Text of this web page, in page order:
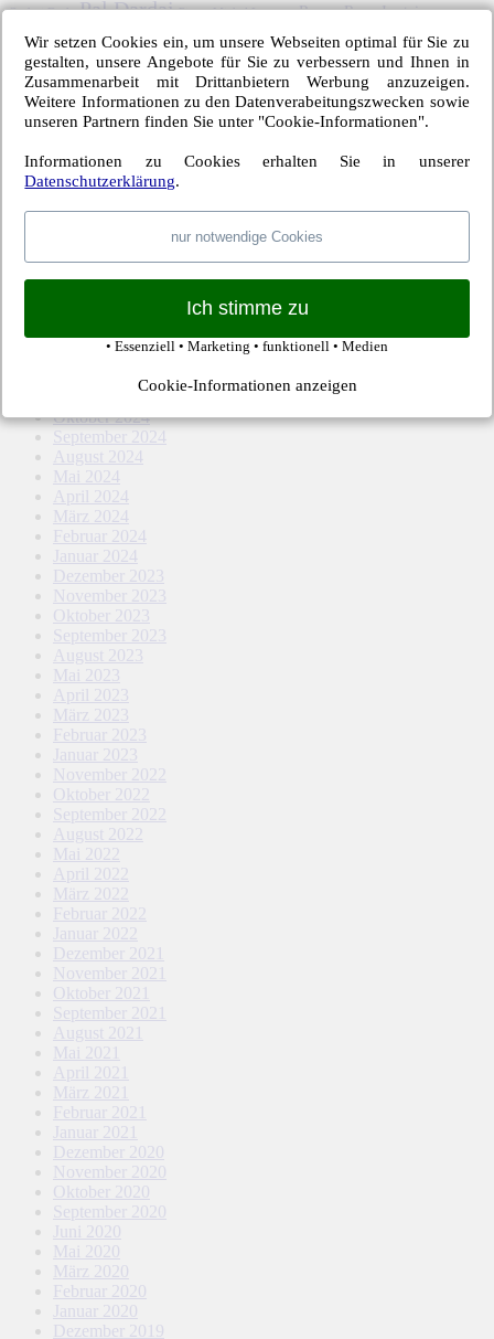
Ondrej Duda Pal Dardai Pierre-Michel Lasogga Ronny Rune Jarstein
Salomon Kalou SC Freiburg Tobias Stieler Vedad Ibisevic
Wolfsburg
Vladimir Darida
Archiv – Hertha-Spiele
Februar 2026
Dezember 2025
Oktober 2025
August 2025
Mai 2025
Februar 2025
Januar 2025
Dezember 2024
November 2024
Oktober 2024
September 2024
August 2024
Mai 2024
April 2024
März 2024
Februar 2024
Januar 2024
Dezember 2023
November 2023
Oktober 2023
September 2023
August 2023
Mai 2023
April 2023
März 2023
Februar 2023
Januar 2023
November 2022
Oktober 2022
September 2022
August 2022
Mai 2022
April 2022
März 2022
Februar 2022
Januar 2022
Dezember 2021
November 2021
Oktober 2021
September 2021
August 2021
Mai 2021
April 2021
März 2021
Februar 2021
Januar 2021
Dezember 2020
November 2020
Oktober 2020
September 2020
Juni 2020
Mai 2020
März 2020
Februar 2020
Januar 2020
Dezember 2019
Wir setzen Cookies ein, um unsere Webseiten optimal für Sie zu
gestalten, unsere Angebote für Sie zu verbessern und Ihnen in
Zusammenarbeit mit Drittanbietern Werbung anzuzeigen.
Weitere Informationen zu den Datenverabeitungszwecken sowie
unseren Partnern finden Sie unter "Cookie-Informationen".
Informationen zu Cookies erhalten Sie in unserer
Datenschutzerklärung.
nur notwendige Cookies
Ich stimme zu
• Essenziell • Marketing • funktionell • Medien
Cookie-Informationen anzeigen